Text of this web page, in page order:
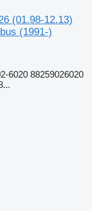
(01.98-12.13)
(1991-)
6020 88259026020